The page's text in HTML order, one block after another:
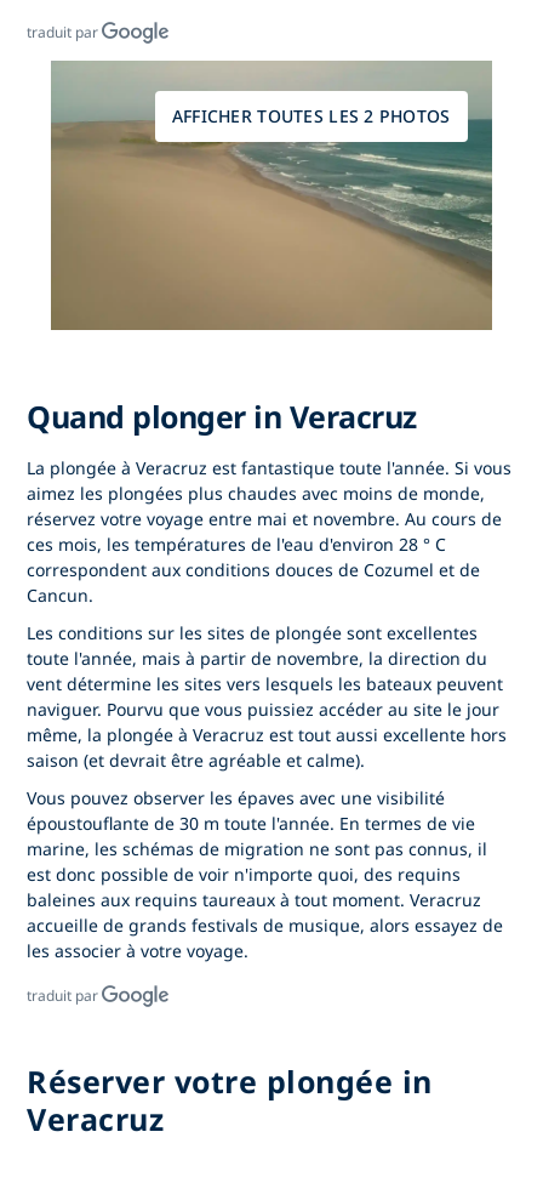
traduit par
AFFICHER TOUTES LES 2 PHOTOS
Quand plonger in Veracruz
La plongée à Veracruz est fantastique toute l'année. Si vous
aimez les plongées plus chaudes avec moins de monde,
réservez votre voyage entre mai et novembre. Au cours de
ces mois, les températures de l'eau d'environ 28 ° C
correspondent aux conditions douces de Cozumel et de
Cancun.
Les conditions sur les sites de plongée sont excellentes
toute l'année, mais à partir de novembre, la direction du
vent détermine les sites vers lesquels les bateaux peuvent
naviguer. Pourvu que vous puissiez accéder au site le jour
même, la plongée à Veracruz est tout aussi excellente hors
saison (et devrait être agréable et calme).
Vous pouvez observer les épaves avec une visibilité
époustouflante de 30 m toute l'année. En termes de vie
marine, les schémas de migration ne sont pas connus, il
est donc possible de voir n'importe quoi, des requins
baleines aux requins taureaux à tout moment. Veracruz
accueille de grands festivals de musique, alors essayez de
les associer à votre voyage.
traduit par
Réserver votre plongée in
Veracruz